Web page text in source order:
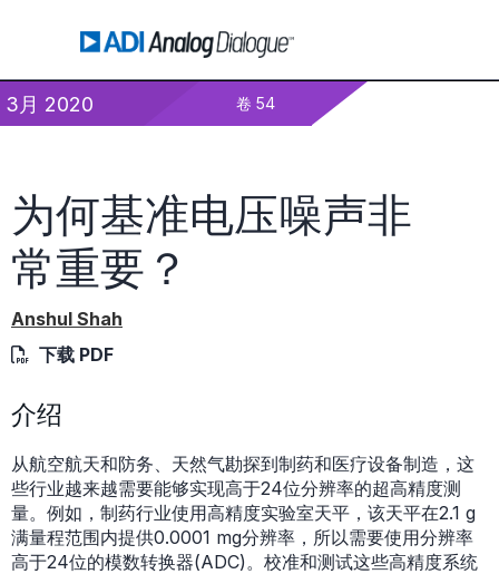
3月 2020 卷 54
为何基准电压噪声非
常重要？
Anshul Shah
下载 PDF
介绍
从航空航天和防务、天然气勘探到制药和医疗设备制造，这
些行业越来越需要能够实现高于24位分辨率的超高精度测
量。例如，制药行业使用高精度实验室天平，该天平在2.1 g
满量程范围内提供0.0001 mg分辨率，所以需要使用分辨率
高于24位的模数转换器(ADC)。校准和测试这些高精度系统